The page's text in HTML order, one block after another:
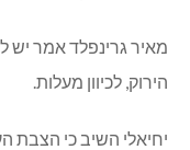
מאיר גרינפלד אמר יש
הירוק, לכיוון מעלות.
יחיאלי השיב כי הצבת